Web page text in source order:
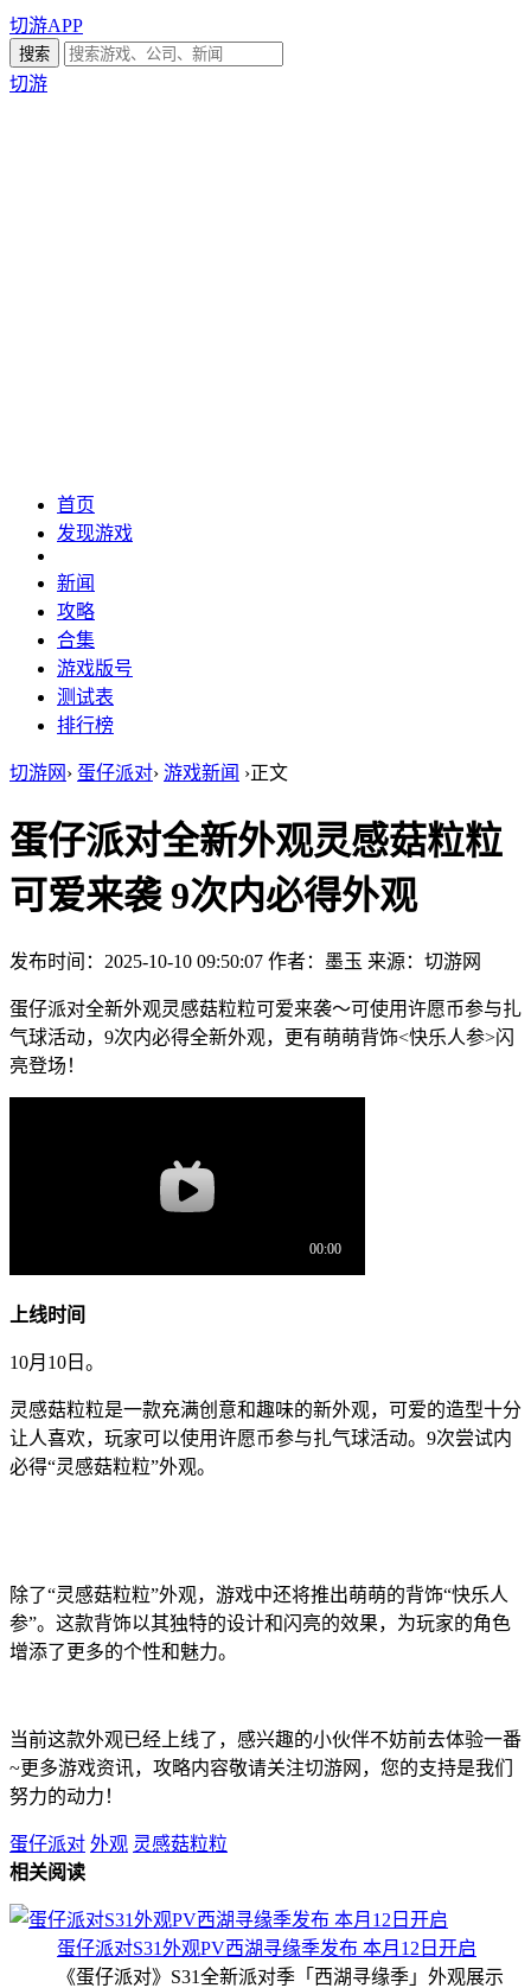
切游APP
切游
首页
发现游戏
新闻
攻略
合集
游戏版号
测试表
排行榜
切游网 › 蛋仔派对› 游戏新闻 ›正文
蛋仔派对全新外观灵感菇粒粒
可爱来袭 9次内必得外观
发布时间：2025-10-10 09:50:07 作者：墨玉 来源：切游网
蛋仔派对全新外观灵感菇粒粒可爱来袭～可使用许愿币参与扎
气球活动，9次内必得全新外观，更有萌萌背饰<快乐人参>闪
亮登场！
上线时间
10月10日。
灵感菇粒粒是一款充满创意和趣味的新外观，可爱的造型十分
让人喜欢，玩家可以使用许愿币参与扎气球活动。9次尝试内
必得“灵感菇粒粒”外观。
除了“灵感菇粒粒”外观，游戏中还将推出萌萌的背饰“快乐人
参”。这款背饰以其独特的设计和闪亮的效果，为玩家的角色
增添了更多的个性和魅力。
当前这款外观已经上线了，感兴趣的小伙伴不妨前去体验一番
~更多游戏资讯，攻略内容敬请关注切游网，您的支持是我们
努力的动力！
蛋仔派对 外观 灵感菇粒粒
相关阅读
蛋仔派对S31外观PV西湖寻缘季发布 本月12日开启
《蛋仔派对》S31全新派对季「西湖寻缘季」外观展示